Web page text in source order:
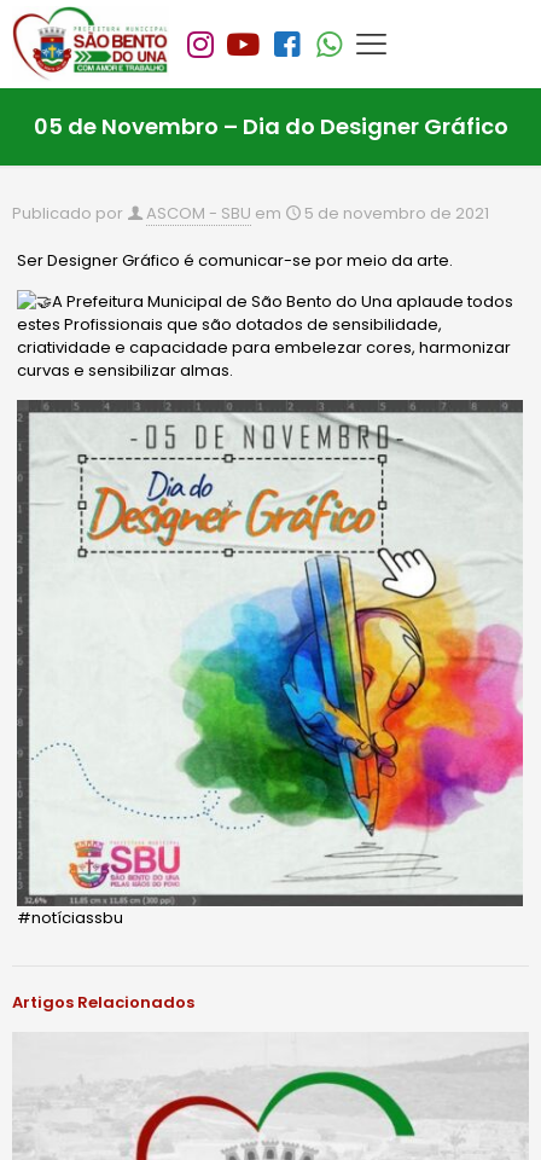
05 de Novembro – Dia do Designer Gráfico
Publicado por ASCOM - SBU em 5 de novembro de 2021
Ser Designer Gráfico é comunicar-se por meio da arte.
A Prefeitura Municipal de São Bento do Una aplaude todos
estes Profissionais que são dotados de sensibilidade,
criatividade e capacidade para embelezar cores, harmonizar
curvas e sensibilizar almas.
#notíciassbu
Artigos Relacionados